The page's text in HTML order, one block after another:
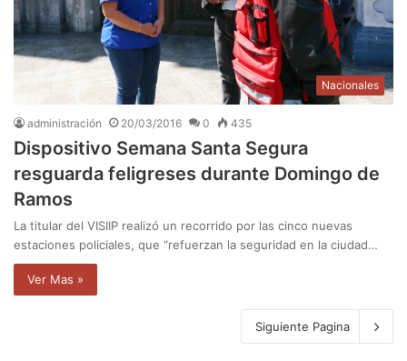
Nacionales
administración 20/03/2016 0 435
Dispositivo Semana Santa Segura
resguarda feligreses durante Domingo de
Ramos
La titular del VISIIP realizó un recorrido por las cinco nuevas
estaciones policiales, que “refuerzan la seguridad en la ciudad…
Ver Mas »
Siguiente Pagina